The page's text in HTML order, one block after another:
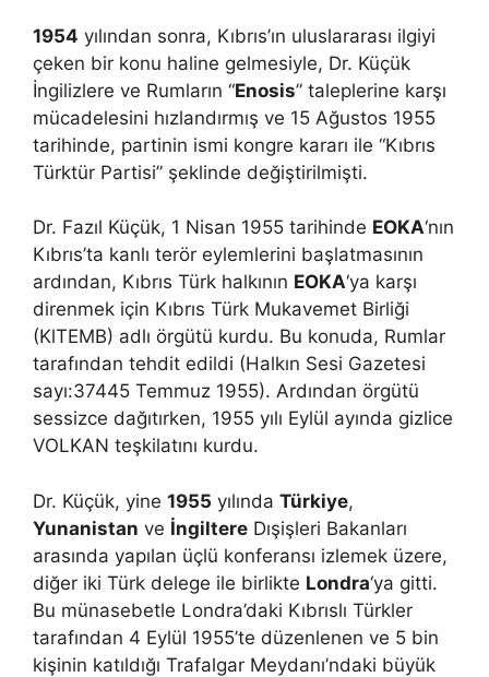
1954 yılından sonra, Kıbrıs’ın uluslararası ilgiyi
çeken bir konu haline gelmesiyle, Dr. Küçük
İngilizlere ve Rumların “Enosis” taleplerine karşı
mücadelesini hızlandırmış ve 15 Ağustos 1955
tarihinde, partinin ismi kongre kararı ile “Kıbrıs
Türktür Partisi” şeklinde değiştirilmişti.
Dr. Fazıl Küçük, 1 Nisan 1955 tarihinde EOKA‘nın
Kıbrıs’ta kanlı terör eylemlerini başlatmasının
ardından, Kıbrıs Türk halkının EOKA‘ya karşı
direnmek için Kıbrıs Türk Mukavemet Birliği
(KlTEMB) adlı örgütü kurdu. Bu konuda, Rumlar
tarafından tehdit edildi (Halkın Sesi Gazetesi
sayı:37445 Temmuz 1955). Ardından örgütü
sessizce dağıtırken, 1955 yılı Eylül ayında gizlice
VOLKAN teşkilatını kurdu.
Dr. Küçük, yine 1955 yılında Türkiye,
Yunanistan ve İngiltere Dışişleri Bakanları
arasında yapılan üçlü konferansı izlemek üzere,
diğer iki Türk delege ile birlikte Londra‘ya gitti.
Bu münasebetle Londra’daki Kıbrıslı Türkler
tarafından 4 Eylül 1955’te düzenlenen ve 5 bin
kişinin katıldığı Trafalgar Meydanı’ndaki büyük